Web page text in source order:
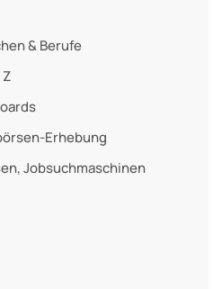
& Berufe
Erhebung
Jobsuchmaschinen